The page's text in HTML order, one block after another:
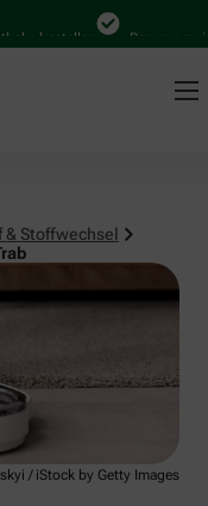
bestellen Bequem
& Stoffwechsel
/ iStock by Getty Images